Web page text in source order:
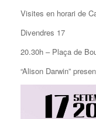
Visites en horari de
Divendres 17
20.30h – Plaça de
“Alison Darwin”